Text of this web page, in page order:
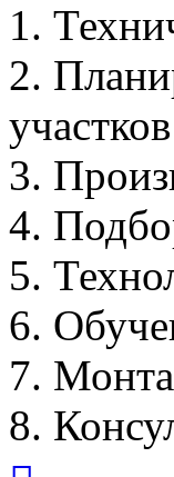
1.
2.
участков
3.
4.
5.
6.
7.
8.